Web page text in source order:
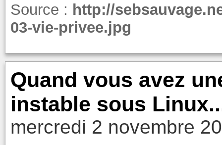
Source : http://
03-vie-privee.jpg
Quand vous avez
instable sous
mercredi 2 novembre